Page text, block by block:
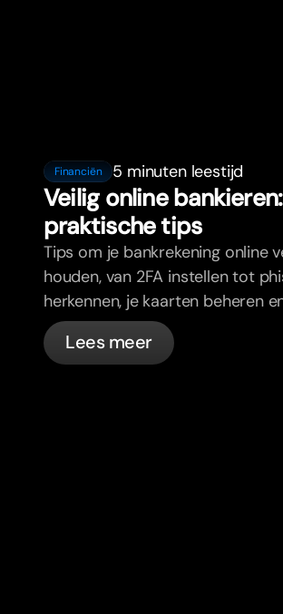
Financiën 5 minuten leestijd
Veilig online bankieren:
praktische tips
Tips om je bankrekening online
houden, van 2FA instellen tot
herkennen, je kaarten beheren
bunq automatisch voor je regelt.
Lees meer